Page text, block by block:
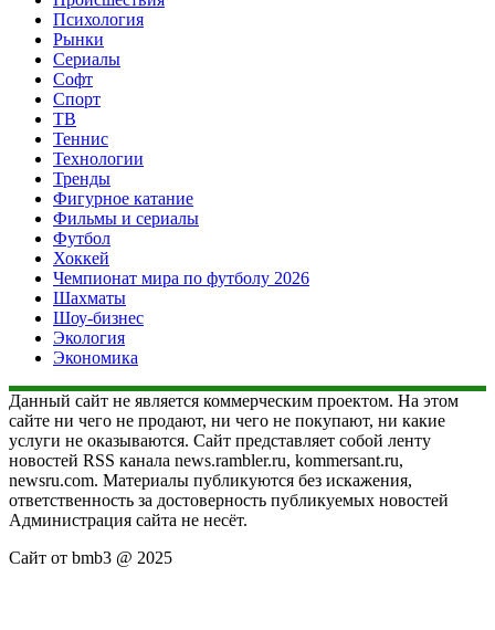
Психология
Рынки
Сериалы
Софт
Спорт
ТВ
Теннис
Технологии
Тренды
Фигурное катание
Фильмы и сериалы
Футбол
Хоккей
Чемпионат мира по футболу 2026
Шахматы
Шоу-бизнес
Экология
Экономика
Данный сайт не является коммерческим проектом. На этом
сайте ни чего не продают, ни чего не покупают, ни какие
услуги не оказываются. Сайт представляет собой ленту
новостей RSS канала news.rambler.ru, kommersant.ru,
newsru.com. Материалы публикуются без искажения,
ответственность за достоверность публикуемых новостей
Администрация сайта не несёт.
Сайт от bmb3 @ 2025